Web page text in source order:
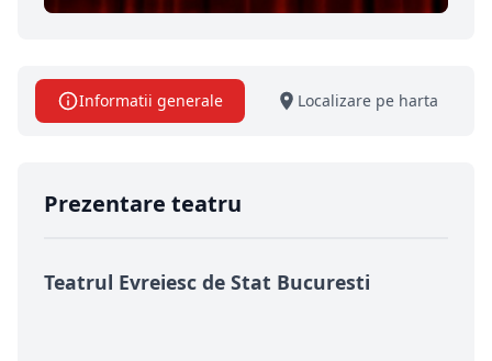
Informatii generale Localizare pe harta
Prezentare teatru
Teatrul Evreiesc de Stat Bucuresti